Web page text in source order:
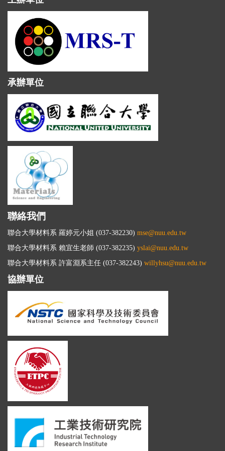
承辦單位
聯絡我們
聯合大學材料系 羅婷元小姐 (037-382230) mse@nuu.edu.tw
聯合大學材料系 賴宜生老師 (037-382235) yslai@nuu.edu.tw
聯合大學材料系 許富淵系主任 (037-382243) willyhsu@nuu.edu.tw
協辦單位